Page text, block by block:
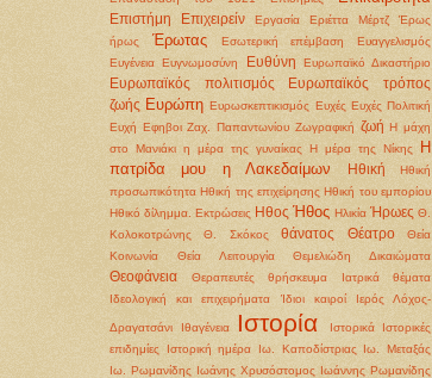
Επιστήμη Επιχειρείν Εργασία Εριέττα Μέρτζ
Έρως
ήρως
Έρωτας Εσωτερική επέμβαση
Ευαγγελισμός
Ευγένεια Ευγνωμοσύνη Ευθύνη Ευρωπαϊκό Δικαστήριο
Ευρωπαϊκός πολιτισμός
Ευρωπαϊκός τρόπος
ζωής Ευρώπη Ευρωσκεπτικισμός Ευχές Ευχές Πολιτική
Ευχή Εφηβοι Ζαχ. Παπαντωνίου Ζωγραφική ζωή Η μάχη
στο Μανιάκι η μέρα της γυναίκας Η μέρα της Νίκης
Η
πατρίδα μου η Λακεδαίμων
Ηθική
Ηθική
προσωπικότητα Ηθική της επιχείρησης Ηθική του εμπορίου
Ηθικό δίλημμα. Εκτρώσεις Ηθος Ήθος Ηλικία Ήρωες Θ.
Κολοκοτρώνης
Θ. Σκόκος θάνατος Θέατρο
Θεία
Κοινωνία
Θεία Λειτουργία Θεμελιώδη Δικαιώματα
Θεοφάνεια Θεραπευτές θρήσκευμα
Ιατρικά θέματα
Ιδεολογική και επιχειρήματα
Ίδιοι καιροί Ιερός Λόχος-
Δραγατσάνι Ιθαγένεια Ιστορία Ιστορικά
Ιστορικές
επιδημίες
Ιστορική ημέρα Ιω. Καποδίστριας
Ιω. Μεταξάς
Ιω. Ρωμανίδης Ιωάνης Χρυσόστομος Ιωάννης Ρωμανίδης